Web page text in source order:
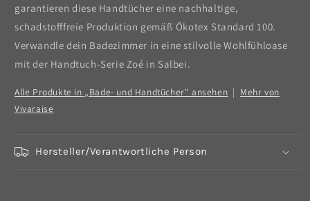
garantieren diese Handtücher eine nachhaltige,
schadstofffreie Produktion gemäß Ökotex Standard 100.
Verwandle dein Badezimmer in eine stilvolle Wohlfühloase
mit der Handtuch-Serie Zoé in Salbei.
Alle Produkte in „Bade- und Handtücher" ansehen | Mehr von
Vivaraise
Hersteller/Verantwortliche Person